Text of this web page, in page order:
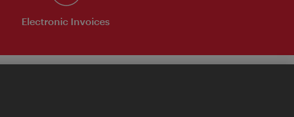
Electronic Invoices